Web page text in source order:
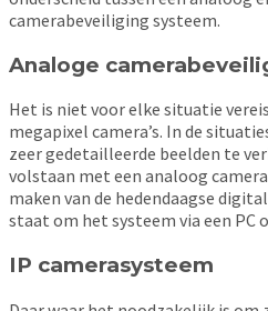
camerabeveiliging systeem.
Analoge
Het is niet voor elke situatie
megapixel camera’s. In de
zeer gedetailleerde beelden te
volstaan met een analoog
maken van de hedendaagse
staat om het systeem via een PC
IP camerasysteem